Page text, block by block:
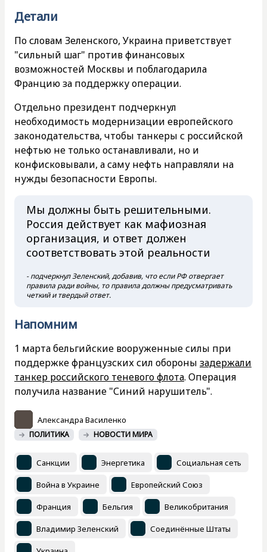
Детали
По словам Зеленского, Украина приветствует
"сильный шаг" против финансовых
возможностей Москвы и поблагодарила
Францию за поддержку операции.
Отдельно президент подчеркнул
необходимость модернизации европейского
законодательства, чтобы танкеры с российской
нефтью не только останавливали, но и
конфисковывали, а саму нефть направляли на
нужды безопасности Европы.
Мы должны быть решительными.
Россия действует как мафиозная
организация, и ответ должен
соответствовать этой реальности
- подчеркнул Зеленский, добавив, что если РФ отвергает
правила ради войны, то правила должны предусматривать
четкий и твердый ответ.
Напомним
1 марта бельгийские вооруженные силы при
поддержке французских сил обороны задержали
танкер российского теневого флота. Операция
получила название "Синий нарушитель".
Александра Василенко
ПОЛИТИКА НОВОСТИ МИРА
Санкции Энергетика Социальная сеть
Война в Украине Европейский Союз
Франция Бельгия Великобритания
Владимир Зеленский Соединённые Штаты